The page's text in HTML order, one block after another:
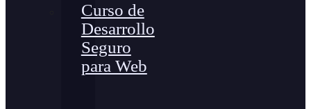
Curso de
Desarrollo
Seguro
para Web